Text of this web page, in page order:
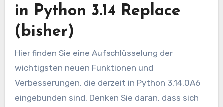
in Python 3.14 Replace
(bisher)
Hier finden Sie eine Aufschlüsselung der
wichtigsten neuen Funktionen und
Verbesserungen, die derzeit in Python 3.14.0A6
eingebunden sind. Denken Sie daran, dass sich